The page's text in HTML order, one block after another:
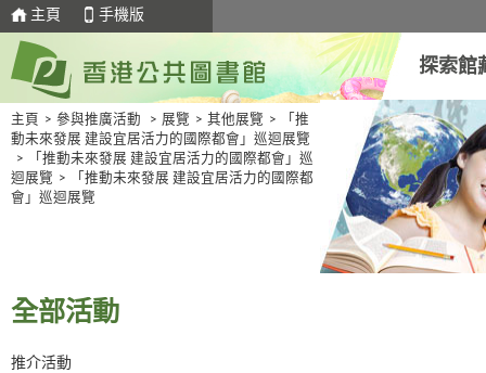
主頁 手機版
探索館
主頁 > 參與推廣活動 > 展覽 > 其他展覽 >
「推
動未來發展 建設宜居活力的國際都會」巡迴展覽
>
「推動未來發展 建設宜居活力的國際都會」巡
迴展覽 >
「推動未來發展 建設宜居活力的國際都
會」巡迴展覽
全部活動
推介活動